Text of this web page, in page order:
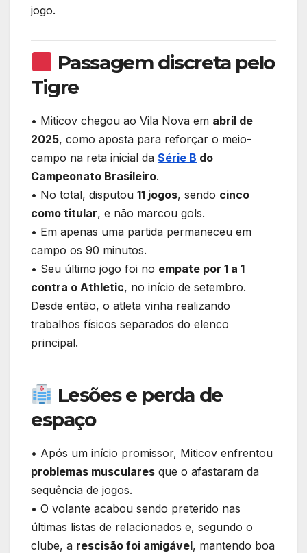
jogo.
Passagem discreta pelo
Tigre
• Miticov chegou ao Vila Nova em abril de
2025, como aposta para reforçar o meio-
campo na reta inicial da Série B do
Campeonato Brasileiro.
• No total, disputou 11 jogos, sendo cinco
como titular, e não marcou gols.
• Em apenas uma partida permaneceu em
campo os 90 minutos.
• Seu último jogo foi no empate por 1 a 1
contra o Athletic, no início de setembro.
Desde então, o atleta vinha realizando
trabalhos físicos separados do elenco
principal.
Lesões e perda de
espaço
• Após um início promissor, Miticov enfrentou
problemas musculares que o afastaram da
sequência de jogos.
• O volante acabou sendo preterido nas
últimas listas de relacionados e, segundo o
clube, a rescisão foi amigável, mantendo boa